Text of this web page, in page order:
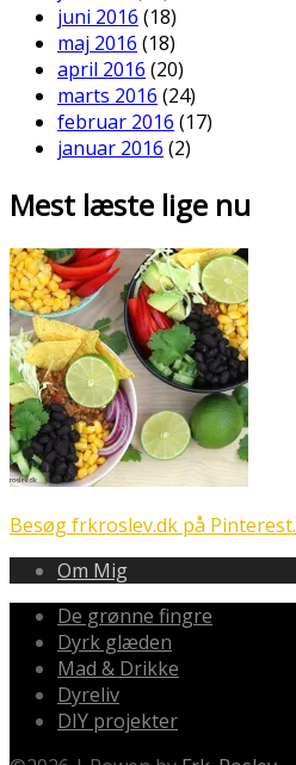
juni 2016 (18)
maj 2016 (18)
april 2016 (20)
marts 2016 (24)
februar 2016 (17)
januar 2016 (2)
Mest læste lige nu
Besøg frkroslev.dk på Pinterest.
Om Mig
De grønne fingre
Dyrk glæden
Mad & Drikke
Dyreliv
DIY projekter